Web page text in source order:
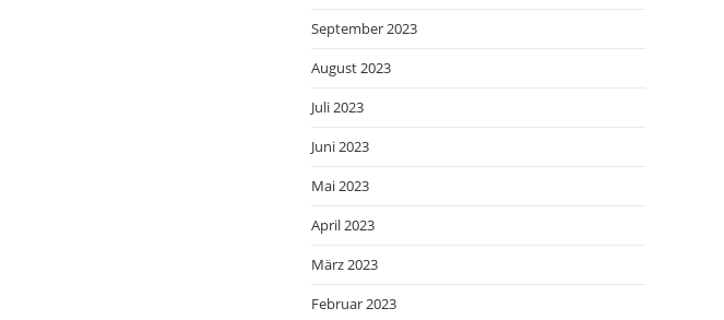
September 2023
August 2023
Juli 2023
Juni 2023
Mai 2023
April 2023
März 2023
Februar 2023